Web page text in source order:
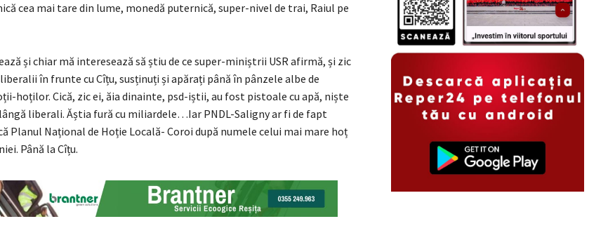
cea mai tare din lume, monedă puternică, super-nivel de trai, Raiul pe
și chiar mă interesează să știu de ce super-miniștrii USR afirmă, și zic
în frunte cu Cîțu, susținuți și apărați până în pânzele albe de
hoților. Cică, zic ei, ăia dinainte, psd-iștii, au fost pistoale cu apă, niște
liberali. Ăștia fură cu miliardele…Iar PNDL-Saligny ar fi de fapt
Planul Național de Hoție Locală- Coroi după numele celui mai mare hoț
Până la Cîțu.